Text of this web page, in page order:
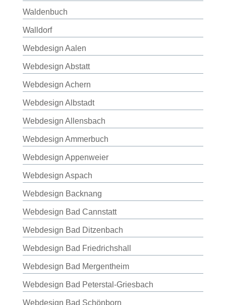
Waldenbuch
Walldorf
Webdesign Aalen
Webdesign Abstatt
Webdesign Achern
Webdesign Albstadt
Webdesign Allensbach
Webdesign Ammerbuch
Webdesign Appenweier
Webdesign Aspach
Webdesign Backnang
Webdesign Bad Cannstatt
Webdesign Bad Ditzenbach
Webdesign Bad Friedrichshall
Webdesign Bad Mergentheim
Webdesign Bad Peterstal-Griesbach
Webdesign Bad Schönborn